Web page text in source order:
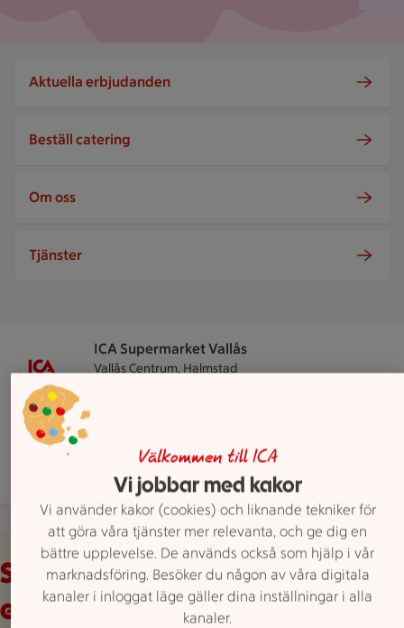
Aktuella erbjudanden
Beställ catering
Om oss
Tjänster
ICA Supermarket Vallås
Vallås Centrum, Halmstad
Hitta hit
Mer butiksinfo
Veckans reklamblad
Se våra aktuella
erbjudanden
Välkommen till ICA
Vi jobbar med kakor
Vi använder kakor (cookies) och liknande tekniker för
att göra våra tjänster mer relevanta, och ge dig en
bättre upplevelse. De används också som hjälp i vår
marknadsföring. Besöker du någon av våra digitala
kanaler i inloggat läge gäller dina inställningar i alla
kanaler.